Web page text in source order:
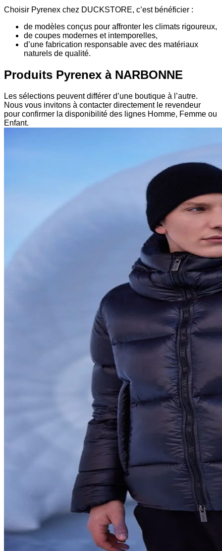
Choisir Pyrenex chez DUCKSTORE, c’est bénéficier :
de modèles conçus pour affronter les climats rigoureux,
de coupes modernes et intemporelles,
d’une fabrication responsable avec des matériaux
naturels de qualité.
Produits Pyrenex à NARBONNE
Les sélections peuvent différer d’une boutique à l’autre.
Nous vous invitons à contacter directement le revendeur
pour confirmer la disponibilité des lignes Homme, Femme ou
Enfant.